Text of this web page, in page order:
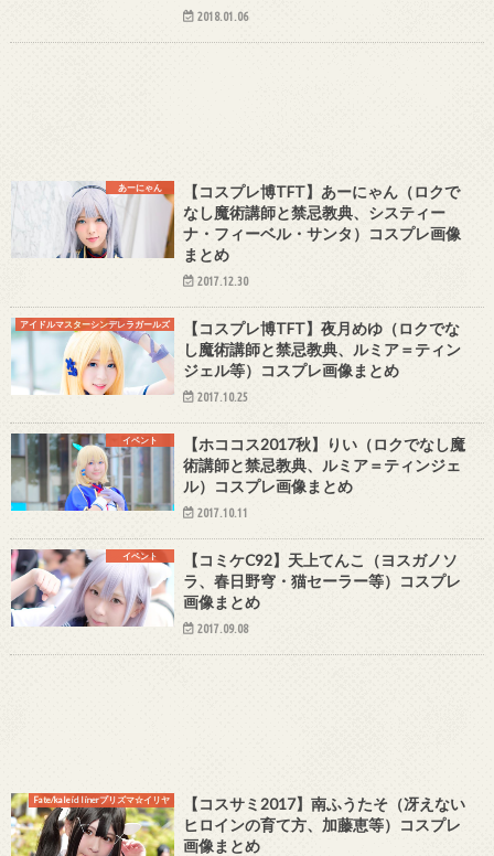
2018.01.06
あーにゃん
【コスプレ博TFT】あーにゃん（ロクで
なし魔術講師と禁忌教典、システィー
ナ・フィーベル・サンタ）コスプレ画像
まとめ
2017.12.30
アイドルマスターシンデレラガールズ
【コスプレ博TFT】夜月めゆ（ロクでな
し魔術講師と禁忌教典、ルミア＝ティン
ジェル等）コスプレ画像まとめ
2017.10.25
イベント
【ホココス2017秋】りい（ロクでなし魔
術講師と禁忌教典、ルミア＝ティンジェ
ル）コスプレ画像まとめ
2017.10.11
イベント
【コミケC92】天上てんこ（ヨスガノソ
ラ、春日野穹・猫セーラー等）コスプレ
画像まとめ
2017.09.08
Fate/kaleid linerプリズマ☆イリヤ
【コスサミ2017】南ふうたそ（冴えない
ヒロインの育て方、加藤恵等）コスプレ
画像まとめ